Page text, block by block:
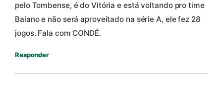
pelo Tombense, é do Vitória e está voltando pro time
Baiano e não será aproveitado na série A, ele fez 28
jogos. Fala com CONDÉ.
Responder